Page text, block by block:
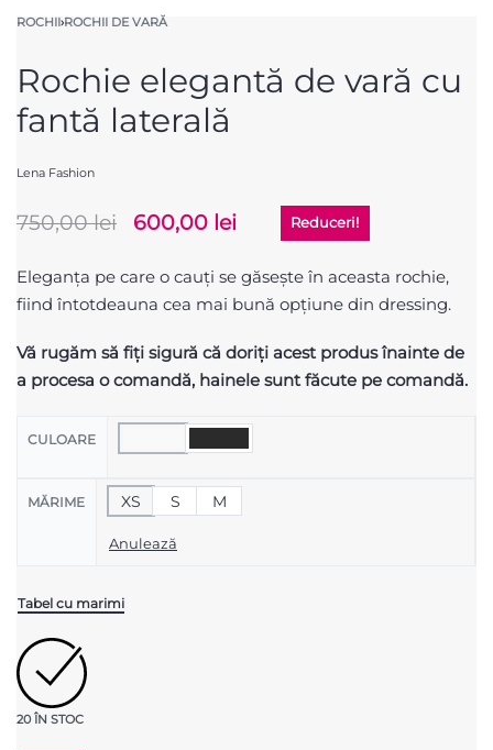
ROCHII›ROCHII DE VARĂ
Rochie elegantă de vară cu
fantă laterală
Lena Fashion
750,00lei 600,00 lei Reduceri!
Eleganța pe care o cauți se găsește în aceasta rochie,
fiind întotdeauna cea mai bună opțiune din dressing.
Vă rugăm să fiți sigură că doriți acest produs înainte de
a procesa ocomandă, hainele sunt făcute pe comandă.
CULOARE
MĂRIME XS S M
Anulează
Tabel cu marimi
20 ÎN STOC